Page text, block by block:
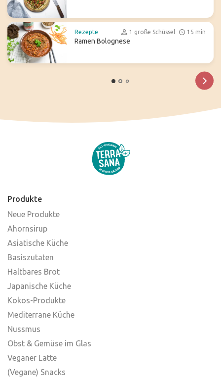
Rezepte 1 große Schüssel 15 min
Ramen Bolognese
Produkte
Neue Produkte
Ahornsirup
Asiatische Küche
Basiszutaten
Haltbares Brot
Japanische Küche
Kokos-Produkte
Mediterrane Küche
Nussmus
Obst & Gemüse im Glas
Veganer Latte
(Vegane) Snacks